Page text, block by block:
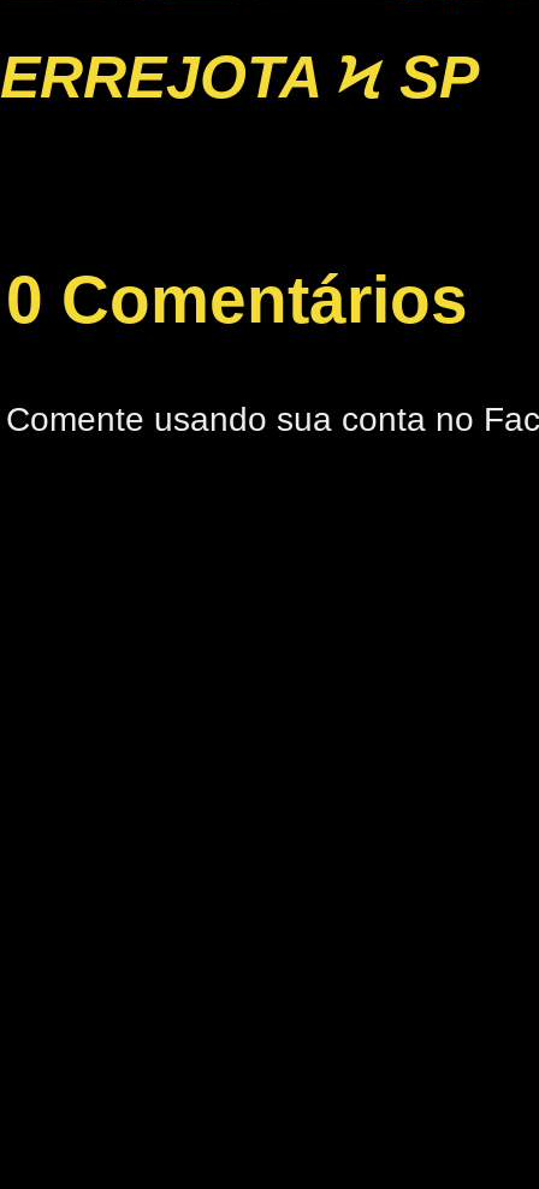
ERREJOTA Ϟ SP
0 Comentários
Comente usando sua conta no